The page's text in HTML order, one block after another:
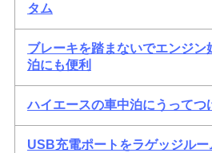
タム
ブレーキを踏まないでエンジン
泊にも便利
ハイエースの車中泊にうってつ
USB充電ポートをラゲッジル